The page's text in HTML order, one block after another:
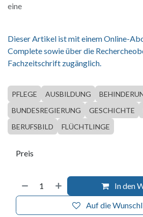
eine
Dieser Artikel ist mit einem Online-
Complete sowie über die
Fachzeitschrift zugänglich.
PFLEGE AUSBILDUNG
BUNDESREGIERUNG
GESCHICHTE
BERUFSBILD
FLÜCHTLINGE
In den
Auf die
Preis